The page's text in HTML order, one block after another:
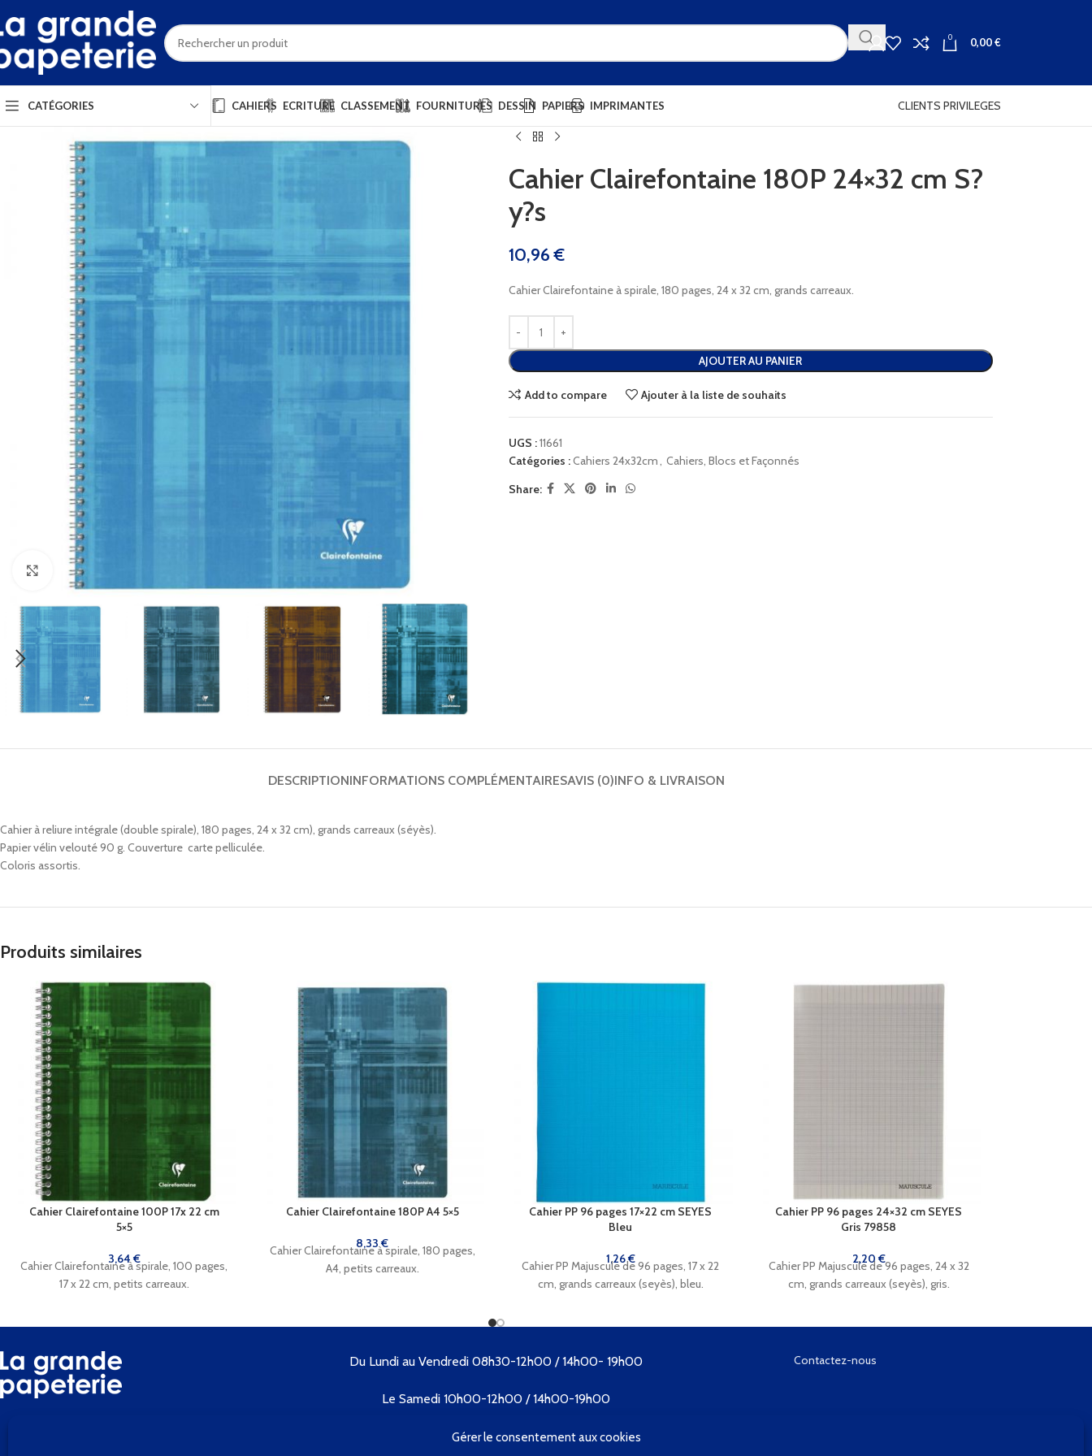
Gérer le consentement aux cookies
0 0,00€
CATÉGORIES CAHIERS ECRITURE CLASSEMENT FOURNITURES DESSIN PAPIERS IMPRIMANTES CLIENTS PRIVILEGES
Cliquez pour agrandir
Cahier Clairefontaine 180P 24×32 cm S?
y?s
10,96€
Cahier Clairefontaine à spirale, 180 pages, 24 x 32 cm, grands carreaux.
AJOUTER AU PANIER
Add to compare Ajouter à la liste de souhaits
UGS :11661
Catégories :Cahiers 24x32cm, Cahiers, Blocs et Façonnés
Share:
DESCRIPTIONINFORMATIONS COMPLÉMENTAIRESAVIS (0)INFO & LIVRAISON
Cahier à reliure intégrale (double spirale), 180 pages, 24 x 32 cm), grands carreaux (séyès).
Papier vélin velouté 90 g. Couverture carte pelliculée.
Coloris assortis.
Produits similaires
Cahier Clairefontaine 100P 17x 22 cm
5×5
3,64€
Cahier Clairefontaine à spirale, 100 pages,
17 x 22 cm, petits carreaux.
Cahier Clairefontaine 180P A4 5×5
8,33€
Cahier Clairefontaine à spirale, 180 pages,
A4, petits carreaux.
Cahier PP 96 pages 17×22 cm SEYES
Bleu
1,26€
Cahier PP Majuscule de 96 pages, 17 x 22
cm, grands carreaux (seyès), bleu.
Cahier PP 96 pages 24×32 cm SEYES
Gris 79858
2,20€
Cahier PP Majuscule de 96 pages, 24 x 32
cm, grands carreaux (seyès), gris.
Du Lundi au Vendredi 08h30-12h00 / 14h00- 19h00
Le Samedi 10h00-12h00 / 14h00-19h00
Tél. 04 73 89 09 57
Contactez-nous